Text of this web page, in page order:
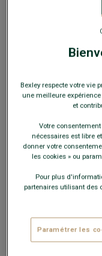
-30€ sur la
Bexley respecte votre vie
une meilleure
et
Votre
nécessaires est libre
donner votre
les cookies » ou
Pour plus
partenaires utilisant des
Paramétrer les